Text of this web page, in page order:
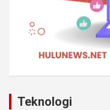
Teknologi